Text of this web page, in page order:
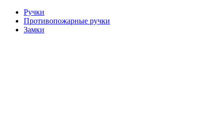
Ручки
Противопожарные ручки
Замки